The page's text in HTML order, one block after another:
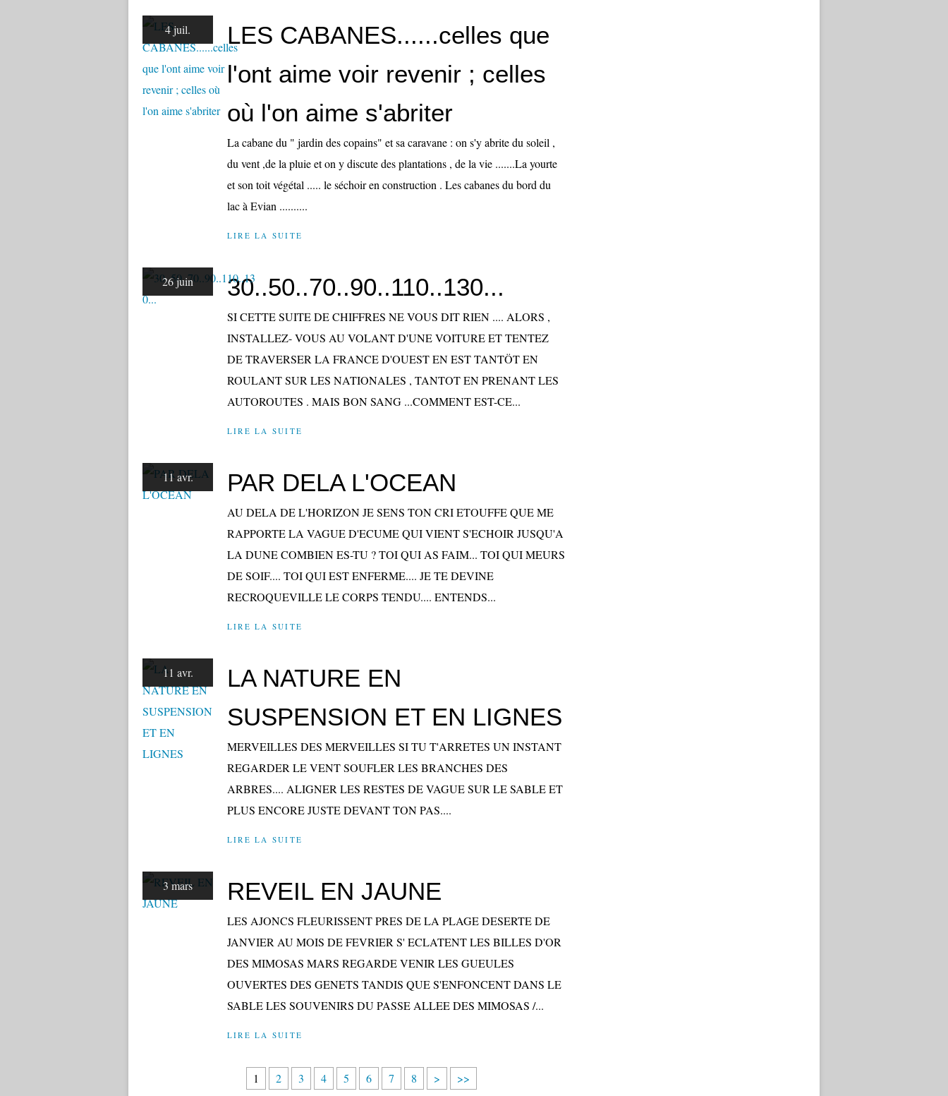
4 juil.
LES CABANES......celles que
l'ont aime voir revenir ; celles
où l'on aime s'abriter
La cabane du " jardin des copains" et sa caravane : on s'y abrite du soleil ,
du vent ,de la pluie et on y discute des plantations , de la vie .......La yourte
et son toit végétal ..... le séchoir en construction . Les cabanes du bord du
lac à Evian ..........
LIRE LA SUITE
26 juin 30..50..70..90..110..130...
SI CETTE SUITE DE CHIFFRES NE VOUS DIT RIEN .... ALORS ,
INSTALLEZ- VOUS AU VOLANT D'UNE VOITURE ET TENTEZ
DE TRAVERSER LA FRANCE D'OUEST EN EST TANTÖT EN
ROULANT SUR LES NATIONALES , TANTOT EN PRENANT LES
AUTOROUTES . MAIS BON SANG ...COMMENT EST-CE...
LIRE LA SUITE
11 avr. PAR DELA L'OCEAN
AU DELA DE L'HORIZON JE SENS TON CRI ETOUFFE QUE ME
RAPPORTE LA VAGUE D'ECUME QUI VIENT S'ECHOIR JUSQU'A
LA DUNE COMBIEN ES-TU ? TOI QUI AS FAIM... TOI QUI MEURS
DE SOIF.... TOI QUI EST ENFERME.... JE TE DEVINE
RECROQUEVILLE LE CORPS TENDU.... ENTENDS...
LIRE LA SUITE
11 avr.
LA NATURE EN
SUSPENSION ET EN LIGNES
MERVEILLES DES MERVEILLES SI TU T'ARRETES UN INSTANT
REGARDER LE VENT SOUFLER LES BRANCHES DES
ARBRES.... ALIGNER LES RESTES DE VAGUE SUR LE SABLE ET
PLUS ENCORE JUSTE DEVANT TON PAS....
LIRE LA SUITE
3 mars REVEIL EN JAUNE
LES AJONCS FLEURISSENT PRES DE LA PLAGE DESERTE DE
JANVIER AU MOIS DE FEVRIER S' ECLATENT LES BILLES D'OR
DES MIMOSAS MARS REGARDE VENIR LES GUEULES
OUVERTES DES GENETS TANDIS QUE S'ENFONCENT DANS LE
SABLE LES SOUVENIRS DU PASSE ALLEE DES MIMOSAS /...
LIRE LA SUITE
1 2 3 4 5 6 7 8 > >>